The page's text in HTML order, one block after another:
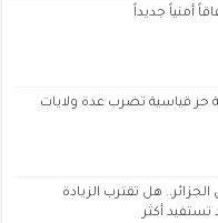
أمنياً جديداً
حر قياسية تضرب عدة ولايات
في الأجور 2027 في الجزائر.. هل تقترب الزيادة
تستفيد أكثر